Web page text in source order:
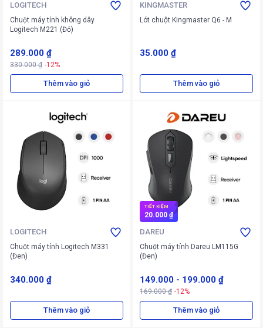
LOGITECH
Chuột máy tính không dây
Logitech M221 (Đỏ)
289.000 ₫
330.000 ₫ -12%
Thêm vào giỏ
KINGMASTER
Lót chuột Kingmaster Q6 - M
35.000 ₫
Thêm vào giỏ
LOGITECH
Chuột máy tính Logitech M331
(Đen)
340.000 ₫
Thêm vào giỏ
TIẾT KIỆM
20.000 ₫
DAREU
Chuột máy tính Dareu LM115G
(Đen)
149.000 - 199.000 ₫
169.000 ₫ -12%
Thêm vào giỏ